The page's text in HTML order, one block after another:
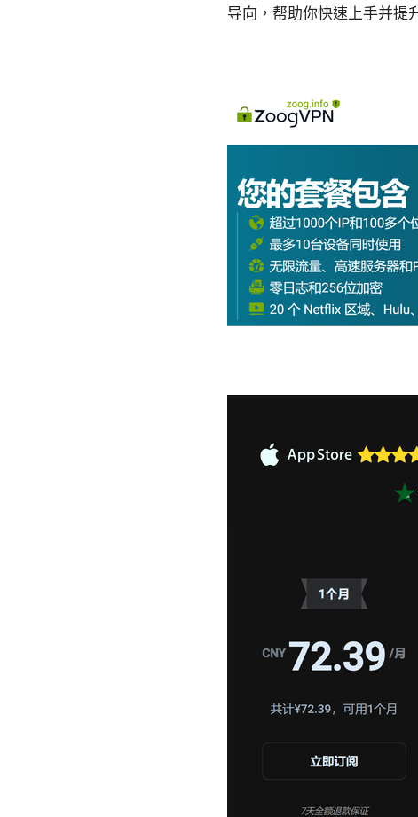
导向，帮助你快速上手并提